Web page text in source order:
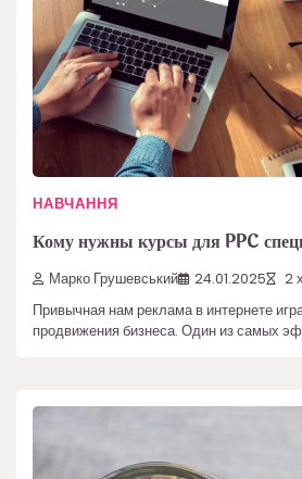
НАВЧАННЯ
Кому нужны курсы для PPC
Марко Грушевський 24.01.2025 2
Привычная нам реклама в интернете
продвижения бизнеса. Один из самых